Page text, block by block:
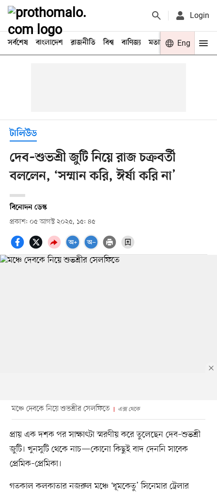
Login
সর্বশেষ বাংলাদেশ রাজনীতি বিশ্ব বাণিজ্য মতামত খেলা
Eng
টালিউড
দেব–শুভশ্রী জুটি নিয়ে রাজ চক্রবর্তী
বললেন, ‘সম্মান করি, ঈর্ষা করি না’
বিনোদন ডেস্ক
প্রকাশ: ০৫ আগস্ট ২০২৫, ১৫: ৪৫
মঞ্চে দেবকে নিয়ে শুভশ্রীর সেলফিতে এক্স থেকে
প্রায় এক দশক পর সাক্ষাৎটা স্মরণীয় করে তুলেছেন দেব–শুভশ্রী
জুটি। খুনসুটি থেকে নাচ—কোনো কিছুই বাদ দেননি সাবেক
প্রেমিক–প্রেমিকা।
গতকাল কলকাতার নজরুল মঞ্চে ‘ধূমকেতু’ সিনেমার ট্রেলার